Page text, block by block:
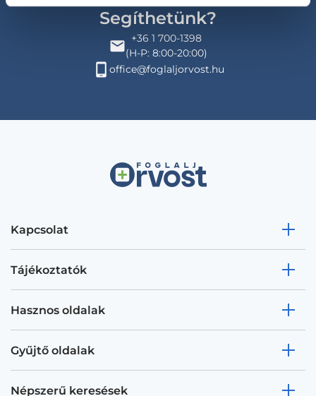
Segíthetünk?
+36 1 700-1398
(H-P: 8:00-20:00)
office@foglaljorvost.hu
Kapcsolat
Tájékoztatók
Hasznos oldalak
Gyűjtő oldalak
Népszerű keresések